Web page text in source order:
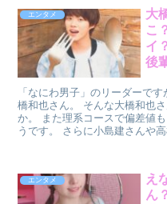
エンタメ
大
こ
イ
後
「なにわ男子」のリーダーで
橋和也さん。 そんな大橋和也
か。 また理系コースで偏差値
うです。 さらに小島建さんや
エンタメ
え
ん